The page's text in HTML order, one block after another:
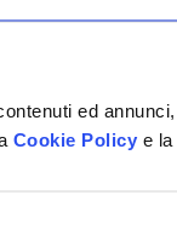
ed
Cookie Policy e